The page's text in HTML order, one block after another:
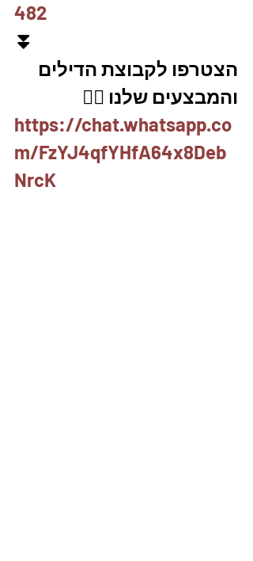
482
⏬
הצטרפו לקבוצת הדילים
והמבצעים שלנו 👇🏽
https://chat.whatsapp.co
m/FzYJ4qfYHfA64x8Deb
NrcK